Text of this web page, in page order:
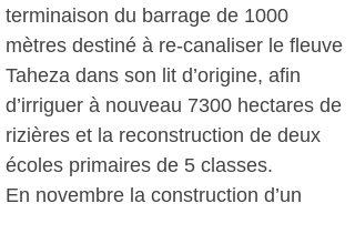
terminaison du barrage de 1000
mètres destiné à re-canaliser le fleuve
Taheza dans son lit d’origine, afin
d’irriguer à nouveau 7300 hectares de
rizières et la reconstruction de deux
écoles primaires de 5 classes.
En novembre la construction d’un